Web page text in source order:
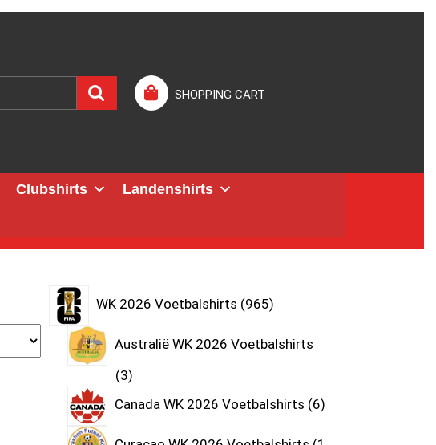
SHOPPING CART
Clubshirts
Landenshirts
WK 2026 Voetbalshirts 965
Australië WK 2026 Voetbalshirts
3
Canada WK 2026 Voetbalshirts 6